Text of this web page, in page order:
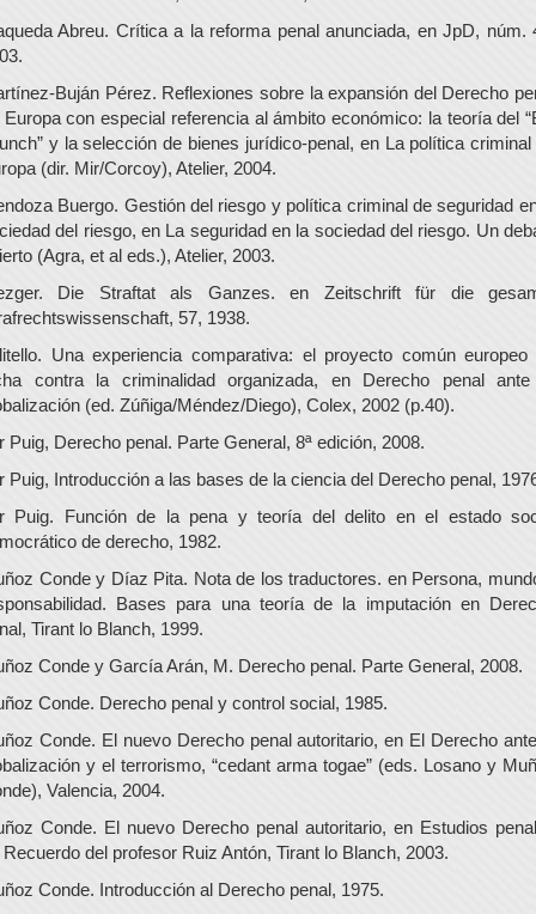
Abreu. Crítica a la reforma penal anunciada, en JpD, núm.
Buján Pérez. Reflexiones sobre la expansión del Derecho
Europa con especial referencia al ámbito económico: la teoría del
y la selección de bienes jurídico-penal, en La política criminal
(dir. Mir/Corcoy), Atelier, 2004.
Buergo. Gestión del riesgo y política criminal de seguridad
del riesgo, en La seguridad en la sociedad del riesgo. Un
(Agra, et al eds.), Atelier, 2003.
Die Straftat als Ganzes. en Zeitschrift für die
57, 1938.
Una experiencia comparativa: el proyecto común europeo
contra la criminalidad organizada, en Derecho penal
(ed. Zúñiga/Méndez/Diego), Colex, 2002 (p.40).
Puig, Derecho penal. Parte General, 8ª edición, 2008.
Puig, Introducción a las bases de la ciencia del Derecho penal,
Puig. Función de la pena y teoría del delito en el estado
de derecho, 1982.
Conde y Díaz Pita. Nota de los traductores. en Persona,
Bases para una teoría de la imputación en
Tirant lo Blanch, 1999.
Conde y García Arán, M. Derecho penal. Parte General, 2008.
Conde. Derecho penal y control social, 1985.
Conde. El nuevo Derecho penal autoritario, en El Derecho
y el terrorismo, “cedant arma togae” (eds. Losano y
Valencia, 2004.
Conde. El nuevo Derecho penal autoritario, en Estudios
Recuerdo del profesor Ruiz Antón, Tirant lo Blanch, 2003.
Conde. Introducción al Derecho penal, 1975.